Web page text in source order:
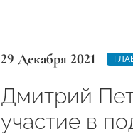
29 Декабря 2021
Дмитрий
участие в